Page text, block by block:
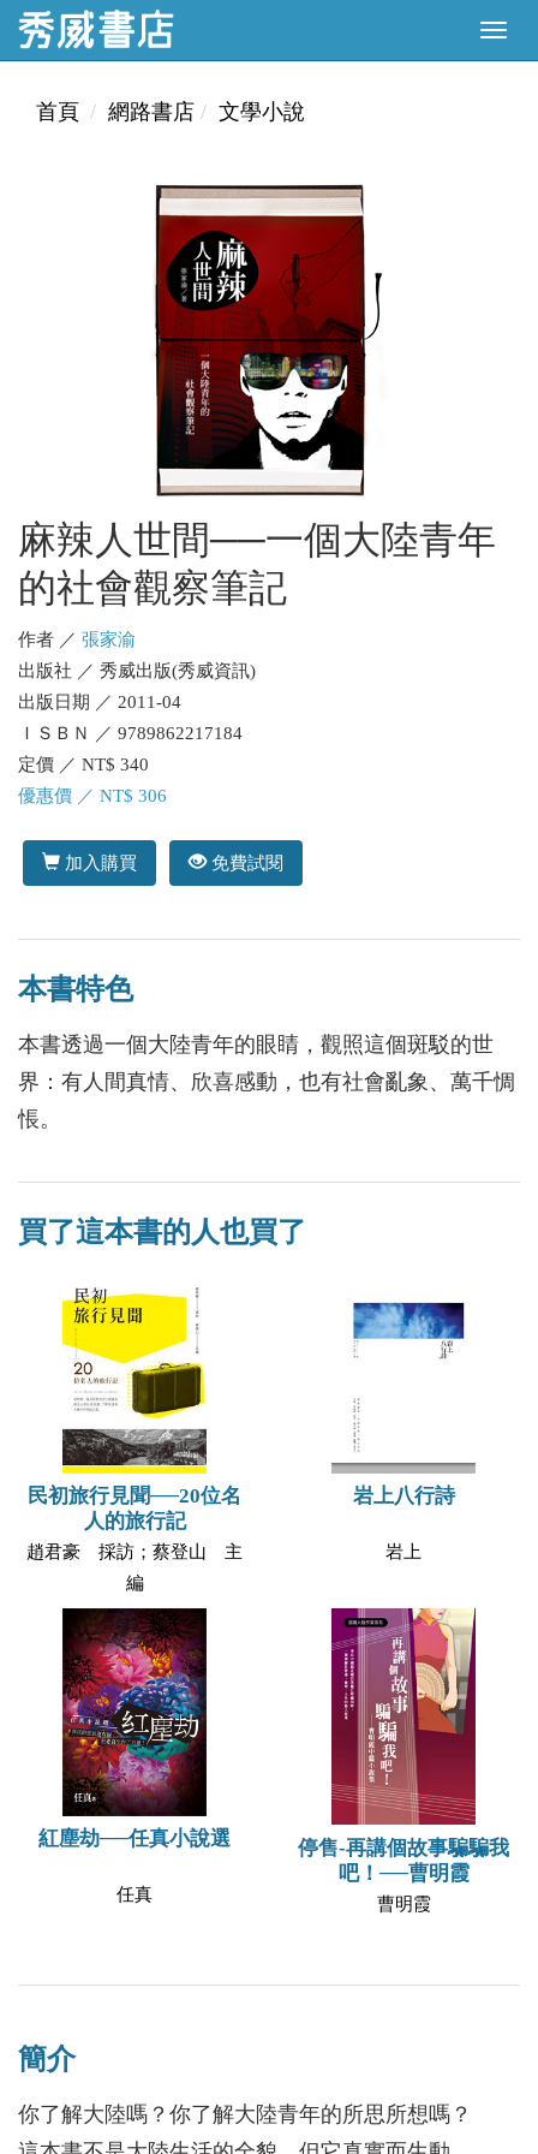
首頁 網路書店 文學小說
麻辣人世間──一個大陸青年
的社會觀察筆記
作者 ／ 張家渝
出版社 ／ 秀威出版(秀威資訊)
出版日期 ／ 2011-04
ＩＳＢＮ ／ 9789862217184
定價 ／ NT$ 340
優惠價 ／ NT$ 306
加入購買 免費試閱
本書特色
本書透過一個大陸青年的眼睛，觀照這個斑駁的世
界：有人間真情、欣喜感動，也有社會亂象、萬千惆
悵。
買了這本書的人也買了
民初旅行見聞──20位名
人的旅行記
趙君豪 採訪；蔡登山 主
編
岩上八行詩
岩上
紅塵劫──任真小說選
任真
停售-再講個故事騙騙我
吧！──曹明霞
曹明霞
簡介
你了解大陸嗎？你了解大陸青年的所思所想嗎？